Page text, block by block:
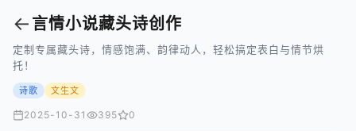
← 言情小说藏头诗创作
定制专属藏头诗，情感饱满、韵律动人，轻松搞定表白与情节烘
托！
诗歌 文生文
2025-10-31 395 0